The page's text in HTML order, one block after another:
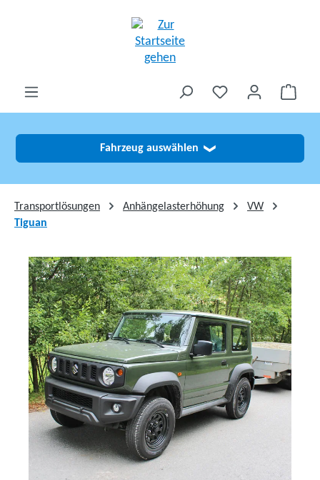
Fahrzeug auswählen ❯
Transportlösungen Anhängelasterhöhung
VW
Tiguan